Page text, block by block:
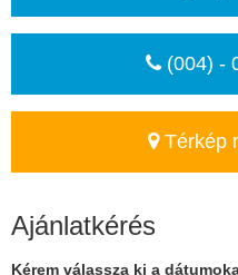
(004) -
Térkép
Ajánlatkérés
Kérem válassza ki a